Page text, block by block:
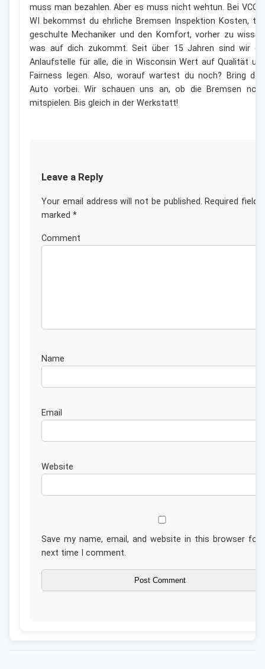
muss man bezahlen. Aber es muss nicht wehtun. Bei
WI bekommst du ehrliche Bremsen Inspektion Kosten,
geschulte Mechaniker und den Komfort, vorher zu
was auf dich zukommt. Seit über 15 Jahren sind wir
Anlaufstelle für alle, die in Wisconsin Wert auf Qualität
Fairness legen. Also, worauf wartest du noch? Bring
Auto vorbei. Wir schauen uns an, ob die Bremsen
mitspielen. Bis gleich in der Werkstatt!
Leave a Reply
Your email address will not be published. Required fields
marked *
Website
Save my name, email, and website in this browser for
next time I comment.